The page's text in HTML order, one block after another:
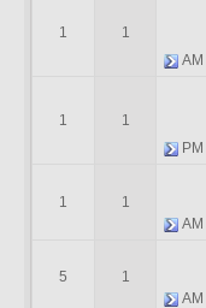
1
1
1
1
1
1
1
5